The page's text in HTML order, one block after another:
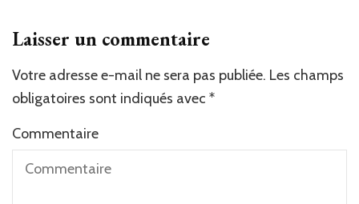
Laisser un commentaire
Votre adresse e-mail ne sera pas publiée. Les champs
obligatoires sont indiqués avec *
Commentaire